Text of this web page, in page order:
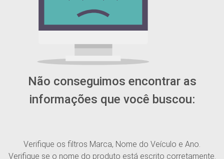
Não conseguimos encontrar as
informações que você buscou:
Verifique os filtros Marca, Nome do Veículo e Ano.
Verifique se o nome do produto está escrito corretamente.